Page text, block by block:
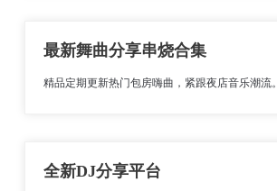
最新舞曲分享串烧合集
精品定期更新热门包房嗨曲，紧跟夜店音乐潮流。
全新DJ分享平台